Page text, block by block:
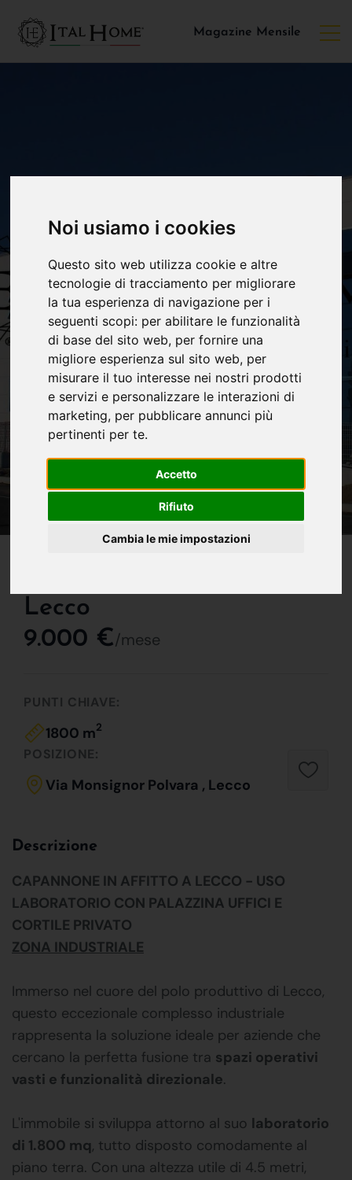
Noi usiamo i cookies
Questo sito web utilizza cookie e altre
tecnologie di tracciamento per migliorare
la tua esperienza di navigazione per i
seguenti scopi: per abilitare le funzionalità
di base del sito web, per fornire una
migliore esperienza sul sito web, per
misurare il tuo interesse nei nostri prodotti
e servizi e personalizzare le interazioni di
marketing, per pubblicare annunci più
pertinenti per te.
Accetto
Rifiuto
Cambia le mie impostazioni
Magazine Mensile
Lecco
9.000 €/mese
PUNTI CHIAVE:
1800 m2
POSIZIONE:
Via Monsignor Polvara , Lecco
Descrizione
CAPANNONE IN AFFITTO A LECCO - USO
LABORATORIO CON PALAZZINA UFFICI E
CORTILE PRIVATO
ZONA INDUSTRIALE
Immerso nel cuore del polo produttivo di Lecco,
questo eccezionale complesso industriale
rappresenta la soluzione ideale per aziende che
cercano la perfetta fusione tra spazi operativi
vasti e funzionalità direzionale.
L'immobile si sviluppa attorno al suo laboratorio
di 1.800 mq, tutto disposto comodamente al
piano terra. Con una altezza utile di 4.5 metri,